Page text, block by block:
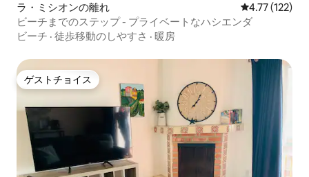
ラ・ミシオンの離れ レビュー122
4.77 (122)
ビーチまでのステップ - プライベートなハシエンダ
ビーチ · 徒歩移動のしやすさ · 暖房
ゲストチョイス
ゲストチョイス